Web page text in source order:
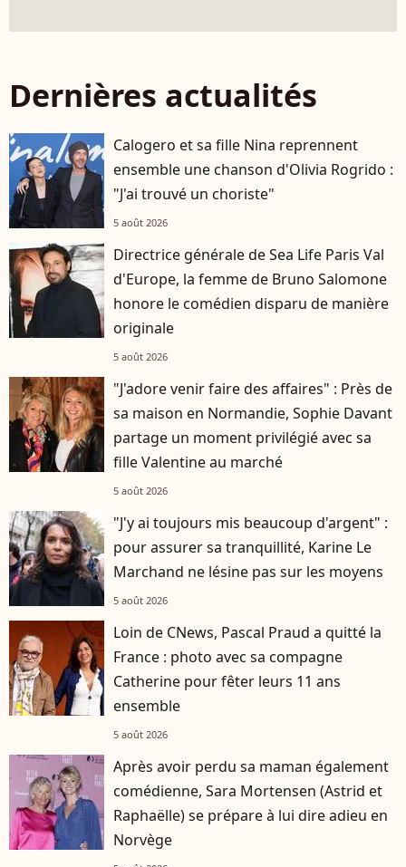
Dernières actualités
Calogero et sa fille Nina reprennent
ensemble une chanson d'Olivia Rogrido :
"J'ai trouvé un choriste"
5 août 2026
Directrice générale de Sea Life Paris Val
d'Europe, la femme de Bruno Salomone
honore le comédien disparu de manière
originale
5 août 2026
"J'adore venir faire des affaires" : Près de
sa maison en Normandie, Sophie Davant
partage un moment privilégié avec sa
fille Valentine au marché
5 août 2026
"J'y ai toujours mis beaucoup d'argent" :
pour assurer sa tranquillité, Karine Le
Marchand ne lésine pas sur les moyens
5 août 2026
Loin de CNews, Pascal Praud a quitté la
France : photo avec sa compagne
Catherine pour fêter leurs 11 ans
ensemble
5 août 2026
Après avoir perdu sa maman également
comédienne, Sara Mortensen (Astrid et
Raphaëlle) se prépare à lui dire adieu en
Norvège